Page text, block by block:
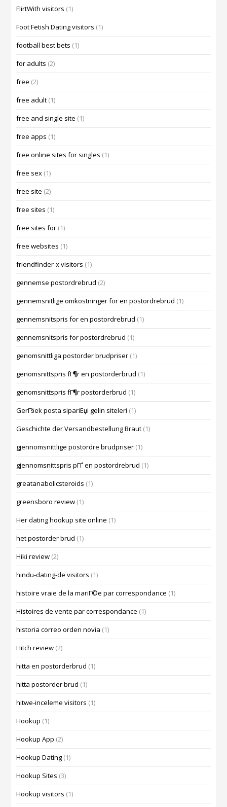
FlirtWith visitors (1)
Foot Fetish Dating visitors (1)
football best bets (1)
for adults (2)
free (2)
free adult (1)
free and single site (1)
free apps (1)
free online sites for singles (1)
free sex (1)
free site (2)
free sites (1)
free sites for (1)
free websites (1)
friendfinder-x visitors (1)
gennemse postordrebrud (2)
gennemsnitlige omkostninger for en postordrebrud (1)
gennemsnitspris for en postordrebrud (1)
gennemsnitspris for postordrebrud (1)
genomsnittliga postorder brudpriser (1)
genomsnittspris fГ¶r en postorderbrud (1)
genomsnittspris fГ¶r postorderbrud (1)
GerГ§ek posta sipariЕџi gelin siteleri (1)
Geschichte der Versandbestellung Braut (1)
gjennomsnittlige postordre brudpriser (1)
gjennomsnittspris pГҐ en postordrebrud (1)
greatanabolicsteroids (1)
greensboro review (1)
Her dating hookup site online (1)
het postorder brud (1)
Hiki review (2)
hindu-dating-de visitors (1)
histoire vraie de la mariГ©e par correspondance (1)
Histoires de vente par correspondance (1)
historia correo orden novia (1)
Hitch review (2)
hitta en postorderbrud (1)
hitta postorder brud (1)
hitwe-inceleme visitors (1)
Hookup (1)
Hookup App (2)
Hookup Dating (1)
Hookup Sites (3)
Hookup visitors (1)